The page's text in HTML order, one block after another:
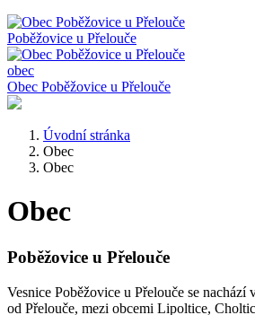
Poběžovice u Přelouče
obec
Obec Poběžovice u Přelouče
Úvodní stránka
Obec
Obec
Obec
Poběžovice u Přelouče
Vesnice Poběžovice u Přelouče se nachází
od Přelouče, mezi obcemi Lipoltice,